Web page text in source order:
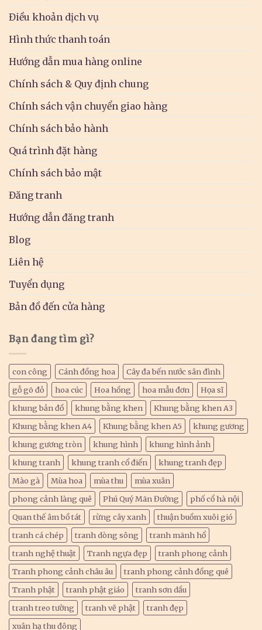
Điều khoản dịch vụ
Hình thức thanh toán
Hướng dẫn mua hàng online
Chính sách & Quy định chung
Chính sách vận chuyển giao hàng
Chính sách bảo hành
Quá trình đặt hàng
Chính sách bảo mật
Đăng tranh
Hướng dẫn đăng tranh
Blog
Liên hệ
Tuyển dụng
Bản đồ đến cửa hàng
Bạn đang tìm gì?
con công Cánh đồng hoa
Cây đa bến nước sân đình
gỗ gõ đỏ
hoa cúc Hoa hồng hoa mẫu đơn
Họa sĩ
khung bản đồ
khung bằng khen
Khung bằng khen A3
Khung bằng khen A4
Khung bằng khen A5
khung gương
khung gương tròn
khung hình
khung hình ảnh
khung tranh
khung tranh cổ điển
khung tranh đẹp
Mào gà
Mùa hoa mùa thu
mùa xuân
phong cảnh làng quê
Phú Quý Mãn Đường
phố cổ hà nội
Quan thế âm bồ tát
rừng cây xanh
thuận buồm xuôi gió
tranh cá chép
tranh dòng sông
tranh mãnh hổ
tranh nghệ thuật
Tranh ngựa đẹp
tranh phong cảnh
Tranh phong cảnh châu âu
tranh phong cảnh đồng quê
Tranh phật
tranh phật giáo
tranh sơn dầu
tranh treo tường
tranh vẽ phật
tranh đẹp
xuân hạ thu đông